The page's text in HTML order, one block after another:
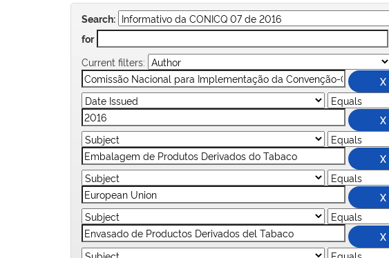
Search:
for
Current filters: